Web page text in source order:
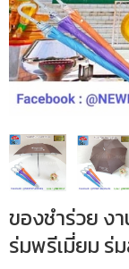
ของชำร่วย ง
ร่มพรีเมี่ยม ร่